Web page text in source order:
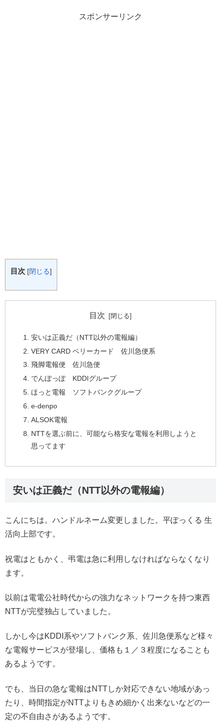
スポンサーリンク
目次 [閉じる]
目次
安いは正義だ（NTT以外の電報編）
VERY CARD ベリーカード 佐川急便系
飛脚電報便 佐川急便
でんぽっぽ KDDIグループ
ほっと電報 ソフトバンクグループ
e-denpo
ALSOK電報
NTTを選ぶ前に、可能なら格安な電報を利用しようと
思ってます
安いは正義だ（NTT以外の電報編）
こんにちは。ハンドルネーム変更しました。平ぽっくる 生
活向上部です。
祝電はともかく、弔電は急に利用しなければならなくなり
ます。
以前は電電公社時代からの強力なネットワークを持つ東西
NTTが完璧独占していました。
しかし今はKDDI系やソフトバンク系、佐川急便系など様々
な電報サービスが登場し、価格も１／３程度になることも
あるようです。
でも、当日の急な電報はNTTしか対応できない地域があっ
たり、時間指定がNTTよりもきめ細かく出来ないなどの一
定の不自由さがあるようです。